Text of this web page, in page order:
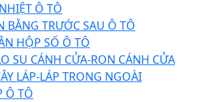
Ô TÔ
BẰNG TRƯỚC SAU Ô TÔ
HỘP SỐ Ô TÔ
SU CÁNH CỬA-RON CÁNH CỬA
LÁP-LÁP TRONG NGOÀI
Ô TÔ